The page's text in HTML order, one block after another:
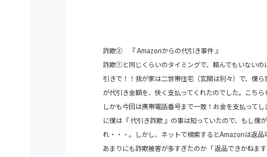
詐欺② 『 Amazonからの代引き事件 』
詐欺①と同じくらいのタイミングで、頼んでもいない
引きで！！我が家は二世帯住宅（玄関は別々） で、僕
が代引き金額を、快く支払ってくれたのでした。こち
しかも今回は携帯電話番号まで一致！お金を支払って
に僕は『 代引き詐欺 』の事は知っていたので、 もし僕
れ・・・。しかし、ネットで検索するとAmazonは返
あまりにも詐欺被害が多すぎたのか「 返品できかねま